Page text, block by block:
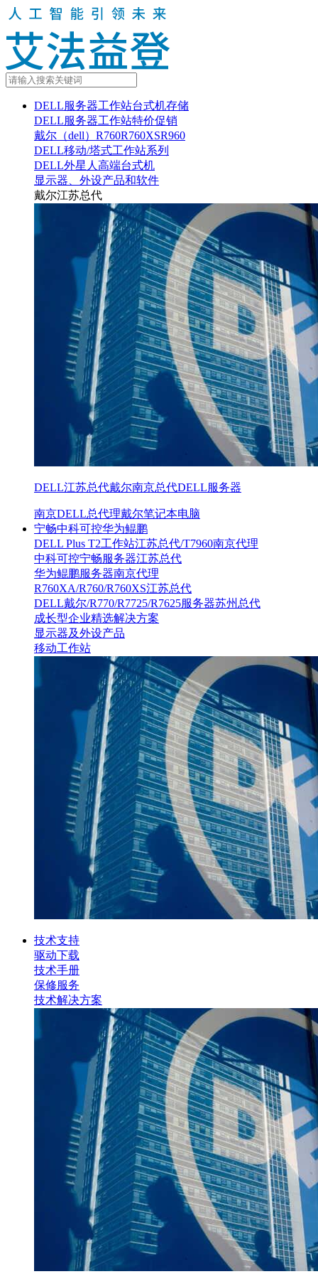
DELL服务器工作站台式机存储
DELL服务器工作站特价促销
戴尔（dell）R760R760XSR960
DELL移动/塔式工作站系列
DELL外星人高端台式机
显示器、外设产品和软件
戴尔江苏总代
DELL江苏总代戴尔南京总代DELL服务器
南京DELL总代理戴尔笔记本电脑
宁畅中科可控华为鲲鹏
DELL Plus T2工作站江苏总代/T7960南京代理
中科可控宁畅服务器江苏总代
华为鲲鹏服务器南京代理
R760XA/R760/R760XS江苏总代
DELL戴尔/R770/R7725/R7625服务器苏州总代
成长型企业精选解决方案
显示器及外设产品
移动工作站
技术支持
驱动下载
技术手册
保修服务
技术解决方案